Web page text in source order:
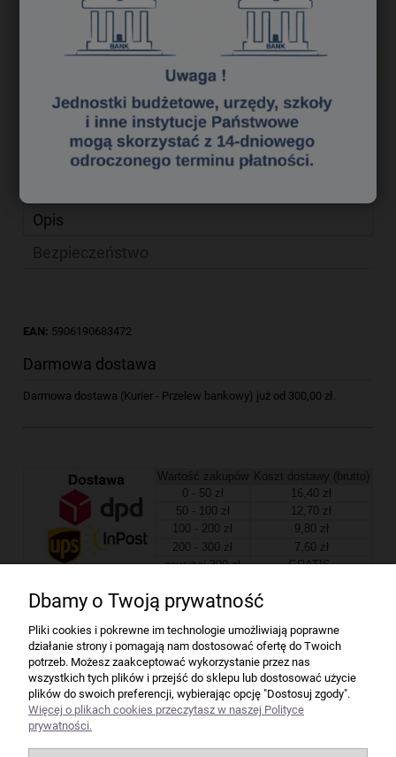
Producent:
ws 1129081
zapytaj o produkt
poleć znajomemu
Opis
EAN: 5906190683472
Darmowa dostawa
Darmowa dostawa (Kurier - Przelew bankowy) już od 300,00 zł.
Wartość zakupów
Koszt dostawy (brutto)
0 - 50 zł
16,40 zł
50 - 100 zł
12,70 zł
100 - 200 zł
9,80 zł
200 - 300 zł
7,60 zł
powyżej 300 zł
GRATIS
Firma
Bindownice wg producentów
Niszczarki wg producentów
Dbamy o Twoją prywatność
Pliki cookies i pokrewne im technologie umożliwiają poprawne
działanie strony i pomagają nam dostosować ofertę do Twoich
potrzeb. Możesz zaakceptować wykorzystanie przez nas
wszystkich tych plików i przejść do sklepu lub dostosować użycie
plików do swoich preferencji, wybierając opcję "Dostosuj zgody".
Więcej o plikach cookies przeczytasz w naszej Polityce
prywatności.